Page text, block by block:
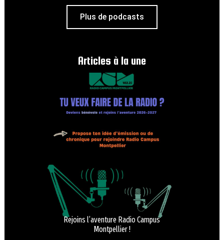
Plus de podcasts
Articles à la une
Rejoins l’aventure Radio Campus
Montpellier !